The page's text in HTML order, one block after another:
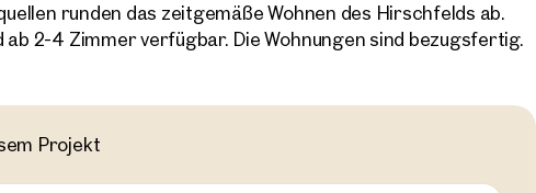
runden das zeitgemäße Wohnen des Hirschfelds ab.
ab 2-4 Zimmer verfügbar. Die Wohnungen sind bezugsfertig.
Projekt